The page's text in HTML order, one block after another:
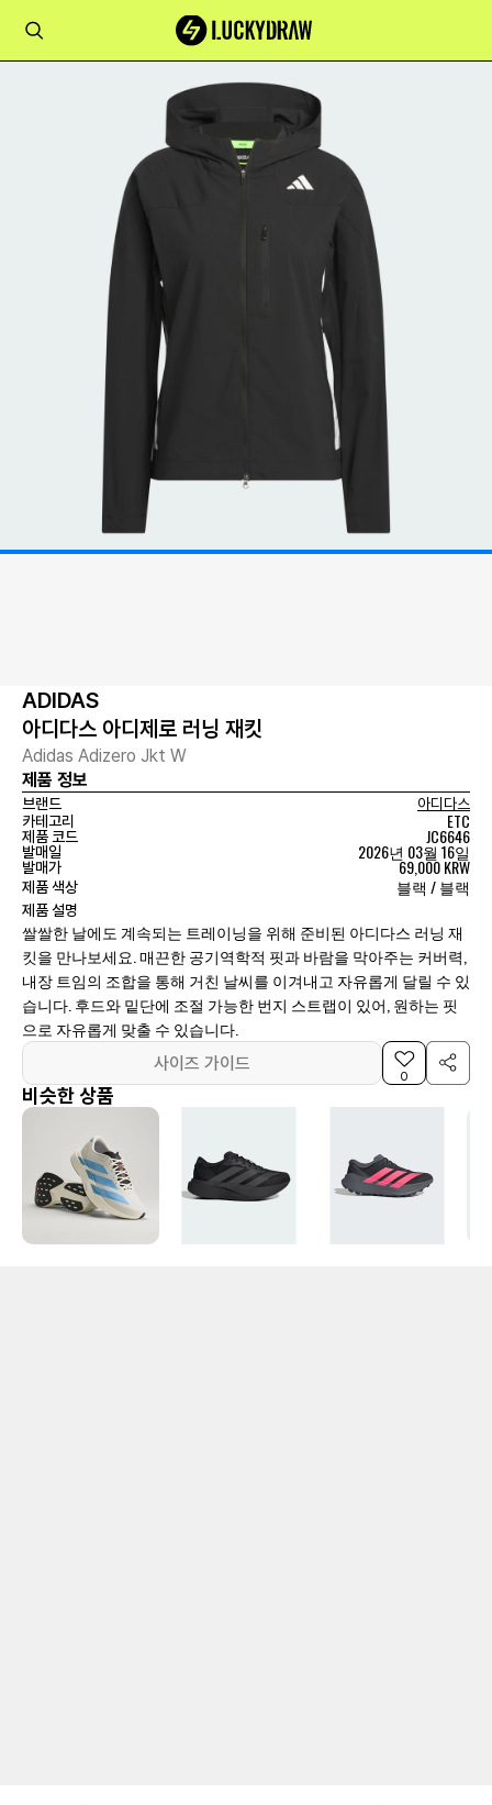
ADIDAS
아디다스 아디제로 러닝 재킷
Adidas Adizero Jkt W
제품 정보
브랜드
아디다스
카테고리
ETC
제품 코드 JC6646
발매일 2026년 03월 16일
발매가 69,000 KRW
제품 색상 블랙 / 블랙
제품 설명
쌀쌀한 날에도 계속되는 트레이닝을 위해 준비된 아디다스 러닝 재
킷을 만나보세요. 매끈한 공기역학적 핏과 바람을 막아주는 커버력,
내장 트임의 조합을 통해 거친 날씨를 이겨내고 자유롭게 달릴 수 있
습니다. 후드와 밑단에 조절 가능한 번지 스트랩이 있어, 원하는 핏
으로 자유롭게 맞출 수 있습니다.
사이즈 가이드
0
비슷한 상품